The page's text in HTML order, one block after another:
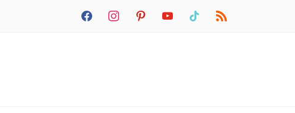
facebookinstagrampinterestyoutube tiktok rss